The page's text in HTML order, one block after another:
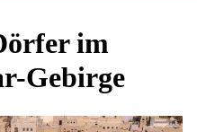
im
Gebirge